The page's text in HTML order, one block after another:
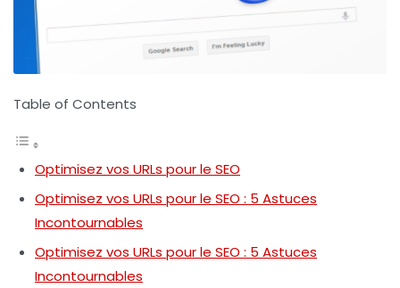
Table of Contents
Optimisez vos URLs pour le SEO
Optimisez vos URLs pour le SEO : 5 Astuces
Incontournables
Optimisez vos URLs pour le SEO : 5 Astuces
Incontournables